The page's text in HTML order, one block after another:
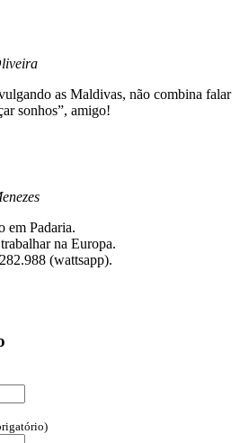
as Maldivas, não combina falar
sonhos”, amigo!
em Padaria.
na Europa.
(wattsapp).